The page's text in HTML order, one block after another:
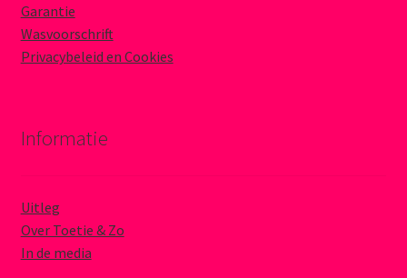
Garantie
Wasvoorschrift
Privacybeleid en Cookies
Informatie
Uitleg
Over Toetie & Zo
In de media